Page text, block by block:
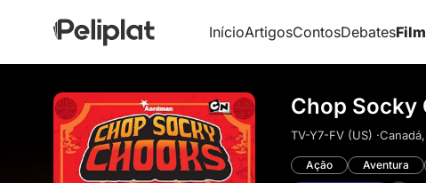
InícioArtigosContosDebates
Chop Socky
TV-Y7-FV (US) ·
Ação Aventura